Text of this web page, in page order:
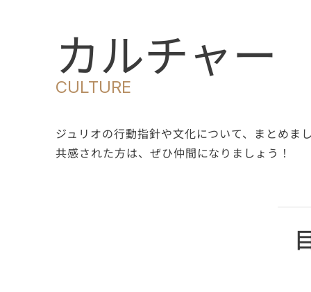
カルチャー
CULTURE
ジュリオの行動指針や文化について、まとめま
共感された方は、ぜひ仲間になりましょう！